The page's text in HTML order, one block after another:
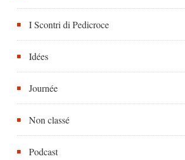
I Scontri di Pedicroce
Idées
Journée
Non classé
Podcast